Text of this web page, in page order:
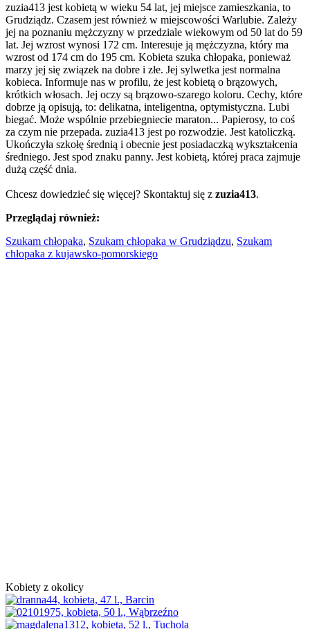
zuzia413 jest kobietą w wieku 54 lat, jej miejsce zamieszkania, to
Grudziądz. Czasem jest również w miejscowości Warlubie. Zależy
jej na poznaniu mężczyzny w przedziale wiekowym od 50 lat do 59
lat. Jej wzrost wynosi 172 cm. Interesuje ją mężczyzna, który ma
wzrost od 174 cm do 195 cm. Kobieta szuka chłopaka, ponieważ
marzy jej się związek na dobre i złe. Jej sylwetka jest normalna
kobieca. Informuje nas w profilu, że jest kobietą o brązowych,
krótkich włosach. Jej oczy są brązowo-szarego koloru. Cechy, które
dobrze ją opisują, to: delikatna, inteligentna, optymistyczna. Lubi
biegać. Może wspólnie przebiegniecie maraton... Papierosy, to coś
za czym nie przepada. zuzia413 jest po rozwodzie. Jest katoliczką.
Ukończyła szkołę średnią i obecnie jest posiadaczką wykształcenia
średniego. Jest spod znaku panny. Jest kobietą, której praca zajmuje
dużą część dnia.
Chcesz dowiedzieć się więcej? Skontaktuj się z zuzia413.
Przeglądaj również:
Szukam chłopaka, Szukam chłopaka w Grudziądzu, Szukam
chłopaka z kujawsko-pomorskiego
Kobiety z okolicy